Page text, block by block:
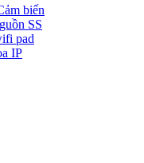
biến
SS
pad
IP